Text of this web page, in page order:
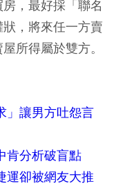
，最好採「聯名
，將來任一方賣
所得屬於雙方。
」讓男方吐怨言
肯分析破盲點
運卻被網友大推